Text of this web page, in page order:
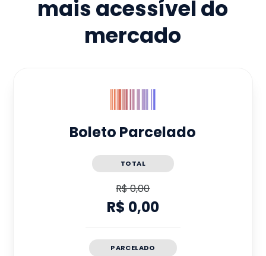
mais acessível do
mercado
Boleto Parcelado
TOTAL
R$ 0,00
R$ 0,00
PARCELADO